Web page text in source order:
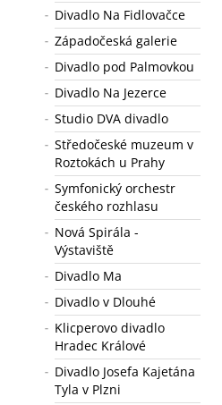
Divadlo Na Fidlovačce
Západočeská galerie
Divadlo pod Palmovkou
Divadlo Na Jezerce
Studio DVA divadlo
Středočeské muzeum v
Roztokách u Prahy
Symfonický orchestr
českého rozhlasu
Nová Spirála -
Výstaviště
Divadlo Ma
Divadlo v Dlouhé
Klicperovo divadlo
Hradec Králové
Divadlo Josefa Kajetána
Tyla v Plzni